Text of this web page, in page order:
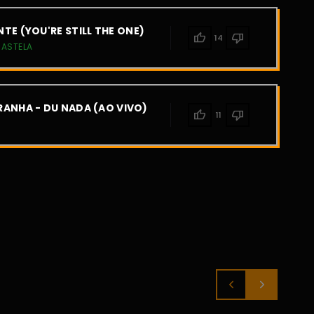
(YOU'RE STILL THE ONE) thumb_up 14 thumb_down
- DU NADA (AO VIVO) thumb_up 11 thumb_down